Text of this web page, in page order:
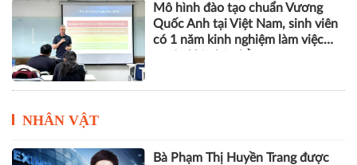
Mô hình đào tạo chuẩn Vương
Quốc Anh tại Việt Nam, sinh viên
có 1 năm kinh nghiệm làm việc
NHÂN VẬT
Bà Phạm Thị Huyền Trang được